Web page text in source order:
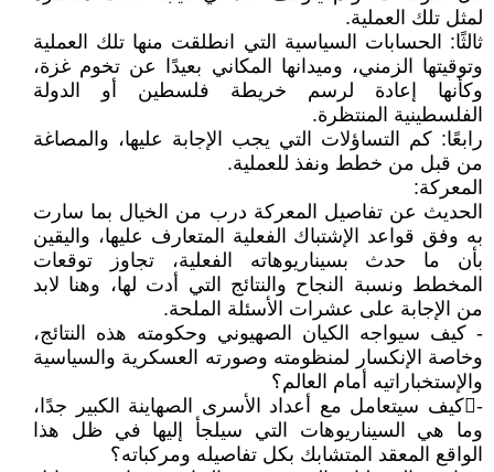
لمثل تلك العملية.
ثالثًا: الحسابات السياسية التي انطلقت منها تلك العملية
وتوقيتها الزمني، وميدانها المكاني بعيدًا عن تخوم غزة،
وكأنها إعادة لرسم خريطة فلسطين أو الدولة
الفلسطينية المنتظرة.
رابعًا: كم التساؤلات التي يجب الإجابة عليها، والمصاغة
من قبل من خطط ونفذ للعملية.
المعركة:
الحديث عن تفاصيل المعركة درب من الخيال بما سارت
به وفق قواعد الإشتباك الفعلية المتعارف عليها، واليقين
بأن ما حدث بسيناريوهاته الفعلية، تجاوز توقعات
المخطط ونسبة النجاح والنتائج التي أدت لها، وهنا لابد
من الإجابة على عشرات الأسئلة الملحة.
- كيف سيواجه الكيان الصهيوني وحكومته هذه النتائج،
وخاصة الإنكسار لمنظومته وصورته العسكرية والسياسية
والإستخباراتيه أمام العالم؟
-كيف سيتعامل مع أعداد الأسرى الصهاينة الكبير جدًا،
وما هي السيناريوهات التي سيلجأ إليها في ظل هذا
الواقع المعقد المتشابك بكل تفاصيله ومركباته؟